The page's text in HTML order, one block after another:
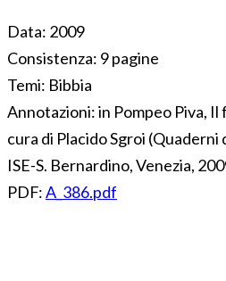
Data: 2009
Consistenza: 9 pagine
Temi: Bibbia
Annotazioni:in Pompeo Piva,
cura di Placido Sgroi (Quaderni
ISE-S. Bernardino, Venezia,
PDF:A_386.pdf